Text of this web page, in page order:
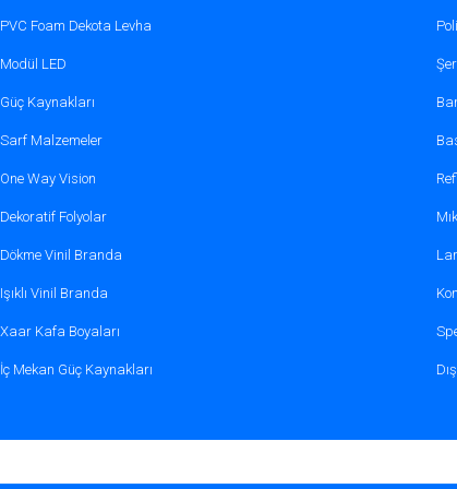
sağlayan aydınlatma ekipmanları tercih
kırışıklıklar önlenmelidir.
renklerin canlı kalmasını sağlar.
Branda Satın Almanın
PVC Foam Dekota Levha
Modül LED
Güç Kaynakları
Sarf Malzemeler
One Way Vision
Dekoratif Folyolar
Dökme Vinil Branda
Işıklı Vinil Branda
Xaar Kafa Boyaları
İç Mekan Güç Kaynakları